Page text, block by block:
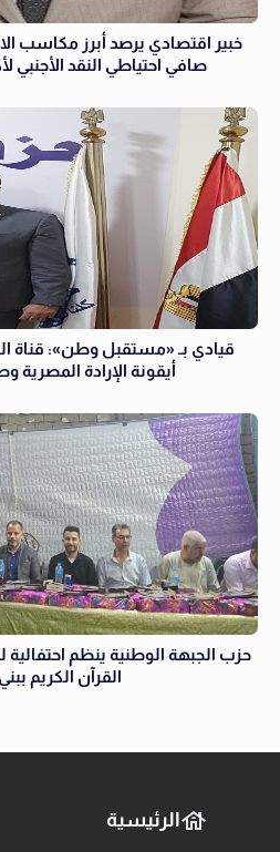
خبير اقتصادي يرصد أبرز مكاسب
صافي احتياطي النقد الأجنبي لأكثر من 56
قيادي بـ «مستقبل وطن»:
أيقونة الإرادة المصرية
القرآن الكريم
الرئيسية